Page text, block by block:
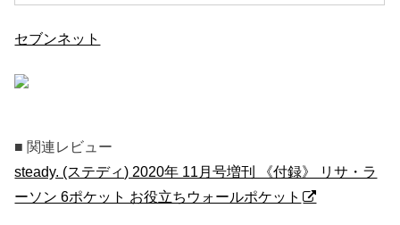
セブンネット
■ 関連レビュー
steady. (ステディ) 2020年 11月号増刊 《付録》 リサ・ラ
ーソン 6ポケット お役立ちウォールポケット